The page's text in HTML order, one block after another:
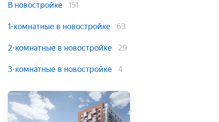
В новостройке 151
1-комнатные в новостройке 63
2-комнатные в новостройке 29
3-комнатные в новостройке 4